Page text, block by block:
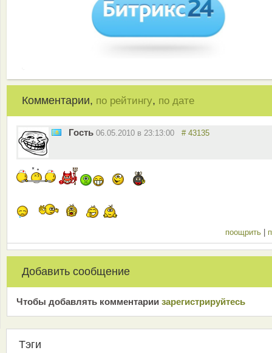
Комментарии, по рейтингу, по дате
Гость 06.05.2010 в 23:13:00 # 43135
поощрить
Добавить сообщение
Чтобы добавлять комментарии зарeгиcтрирyйтeсь
Тэги